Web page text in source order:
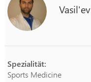
Vasil'ev
Spezialität:
Sports Medicine